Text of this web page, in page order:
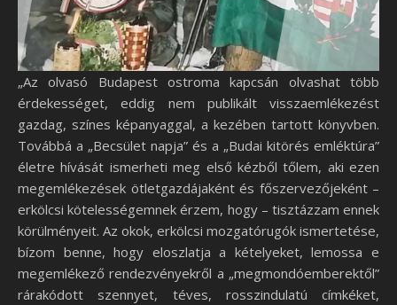
„Az olvasó Budapest ostroma kapcsán olvashat több
érdekességet, eddig nem publikált visszaemlékezést
gazdag, színes képanyaggal, a kezében tartott könyvben.
Továbbá a „Becsület napja” és a „Budai kitörés emléktúra”
életre hívását ismerheti meg első kézből tőlem, aki ezen
megemlékezések ötletgazdájaként és főszervezőjeként –
erkölcsi kötelességemnek érzem, hogy – tisztázzam ennek
körülményeit. Az okok, erkölcsi mozgatórugók ismertetése,
bízom benne, hogy eloszlatja a kételyeket, lemossa e
megemlékező rendezvényekről a „megmondóemberektől”
rárakódott szennyet, téves, rosszindulatú címkéket,